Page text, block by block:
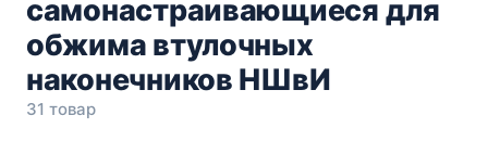
самонастраивающиеся для
обжима втулочных
наконечников НШвИ
31 товар